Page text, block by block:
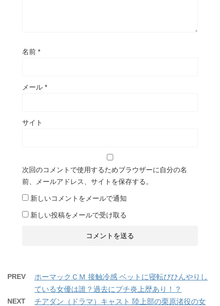
名前 *
メール *
サイト
次回のコメントで使用するためブラウザーに自分の名
前、メールアドレス、サイトを保存する。
新しいコメントをメールで通知
新しい投稿をメールで受け取る
PREV
ホーマックＣＭ 接触冷感 ベットに寝転びひんやりし
ている女優は誰？過去にプチ炎上歴あり！？
NEXT
チアダン（ドラマ）キャスト 陸上部の栗原渚役の女